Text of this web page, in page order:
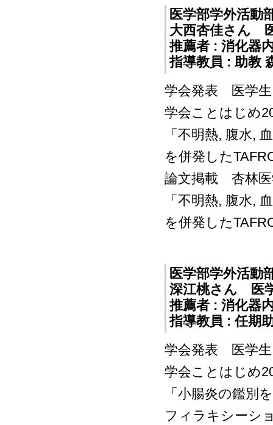
医学部学外活動
大西杏佳さん
推薦者 : 消化器
指導教員 : 助教
学会発表 医学生
学会ことはじめ
「不明熱, 腹水,
を併発した
論文掲載 杏林医
「不明熱, 腹水,
を併発した
医学部学外活動
深江桃さん 医
推薦者 : 消化器
指導教員 : 任期
学会発表 医学生
学会ことはじめ
「小腸炎の鑑別
フィラキシーシ